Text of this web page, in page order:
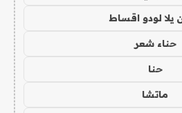
لودو اقساط
حناء شعر
حنا
ماتشا